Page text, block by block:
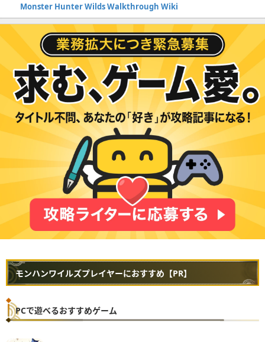
Monster Hunter Wilds Walkthrough Wiki
モンハンワイルズプレイヤーにおすすめ【PR】
PCで遊べるおすすめゲーム